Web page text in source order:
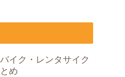
イク・レンタサイク
め